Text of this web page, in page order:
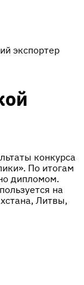
экспортер
конкурса
По итогам
дипломом.
на
Литвы,